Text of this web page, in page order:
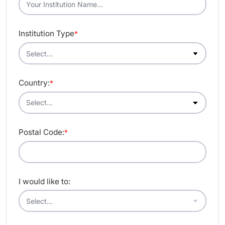
*
Institution Type
*
Country:
*
Postal Code:
I would like to: